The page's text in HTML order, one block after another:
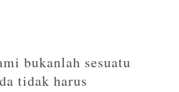
bukanlah sesuatu
tidak harus